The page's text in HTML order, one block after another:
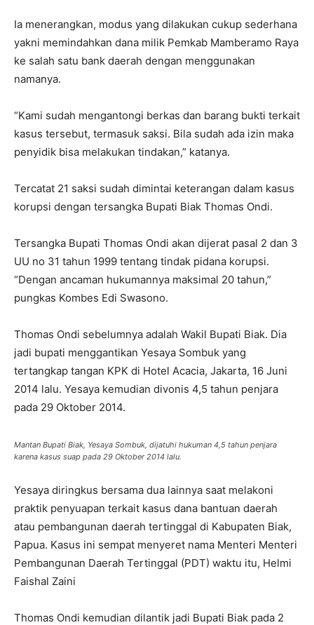
Ia menerangkan, modus yang dilakukan cukup sederhana
yakni memindahkan dana milik Pemkab Mamberamo Raya
ke salah satu bank daerah dengan menggunakan
namanya.
“Kami sudah mengantongi berkas dan barang bukti terkait
kasus tersebut, termasuk saksi. Bila sudah ada izin maka
penyidik bisa melakukan tindakan,” katanya.
Tercatat 21 saksi sudah dimintai keterangan dalam kasus
korupsi dengan tersangka Bupati Biak Thomas Ondi.
Tersangka Bupati Thomas Ondi akan dijerat pasal 2 dan 3
UU no 31 tahun 1999 tentang tindak pidana korupsi.
“Dengan ancaman hukumannya maksimal 20 tahun,”
pungkas Kombes Edi Swasono.
Thomas Ondi sebelumnya adalah Wakil Bupati Biak. Dia
jadi bupati menggantikan Yesaya Sombuk yang
tertangkap tangan KPK di Hotel Acacia, Jakarta, 16 Juni
2014 lalu. Yesaya kemudian divonis 4,5 tahun penjara
pada 29 Oktober 2014.
Mantan Bupati Biak, Yesaya Sombuk, dijatuhi hukuman 4,5 tahun penjara
karena kasus suap pada 29 Oktober 2014 lalu.
Yesaya diringkus bersama dua lainnya saat melakoni
praktik penyuapan terkait kasus dana bantuan daerah
atau pembangunan daerah tertinggal di Kabupaten Biak,
Papua. Kasus ini sempat menyeret nama Menteri Menteri
Pembangunan Daerah Tertinggal (PDT) waktu itu, Helmi
Faishal Zaini
Thomas Ondi kemudian dilantik jadi Bupati Biak pada 2